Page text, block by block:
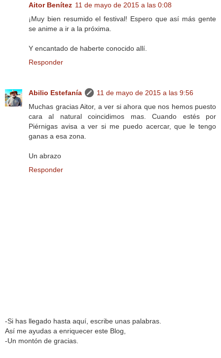
Aitor Benítez 11 de mayo de 2015 a las 0:08
¡Muy bien resumido el festival! Espero que así más gente
se anime a ir a la próxima.
Y encantado de haberte conocido allí.
Responder
Abilio Estefanía
11 de mayo de 2015 a las 9:56
Muchas gracias Aitor, a ver si ahora que nos hemos puesto
cara al natural coincidimos mas. Cuando estés por
Piérnigas avisa a ver si me puedo acercar, que le tengo
ganas a esa zona.
Un abrazo
Responder
-Si has llegado hasta aquí, escribe unas palabras.
Así me ayudas a enriquecer este Blog,
-Un montón de gracias.